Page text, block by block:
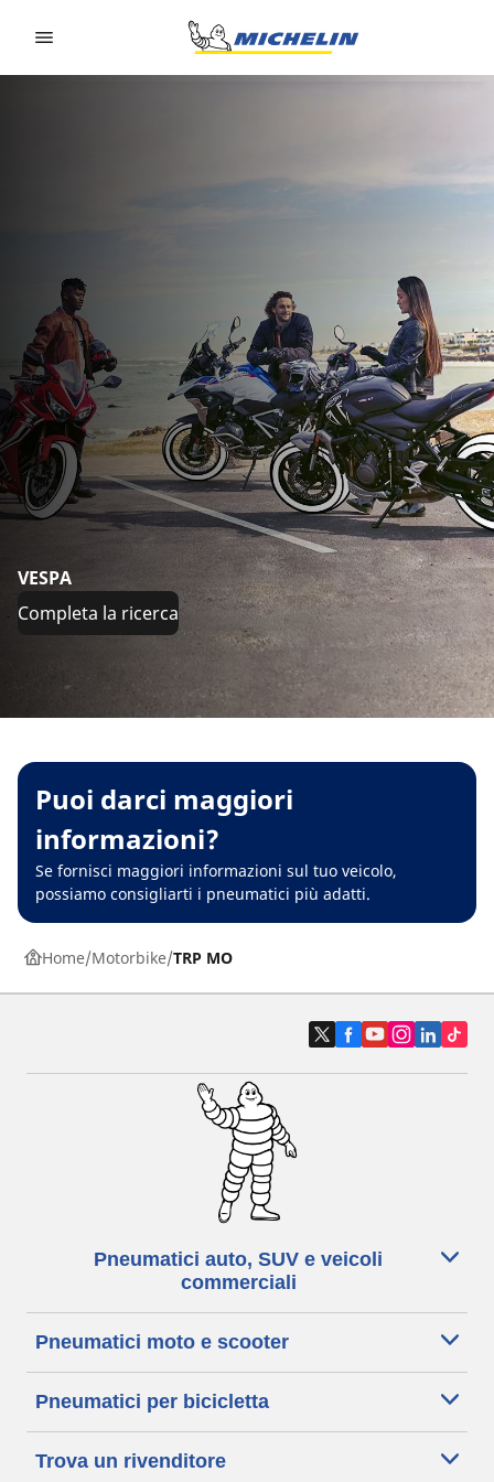
VESPA
Completa la ricerca
Puoi darci maggiori
informazioni?
Se fornisci maggiori informazioni sul tuo veicolo,
possiamo consigliarti i pneumatici più adatti.
Home Motorbike TRP MO
Pneumatici auto, SUV e veicoli
commerciali
Pneumatici moto e scooter
Pneumatici per bicicletta
Trova un rivenditore